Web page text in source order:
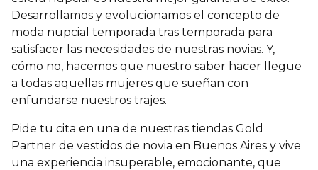
Desarrollamos y evolucionamos el concepto de
moda nupcial temporada tras temporada para
satisfacer las necesidades de nuestras novias. Y,
cómo no, hacemos que nuestro saber hacer llegue
a todas aquellas mujeres que sueñan con
enfundarse nuestros trajes.
Pide tu cita en una de nuestras tiendas Gold
Partner de vestidos de novia en Buenos Aires y vive
una experiencia insuperable, emocionante, que